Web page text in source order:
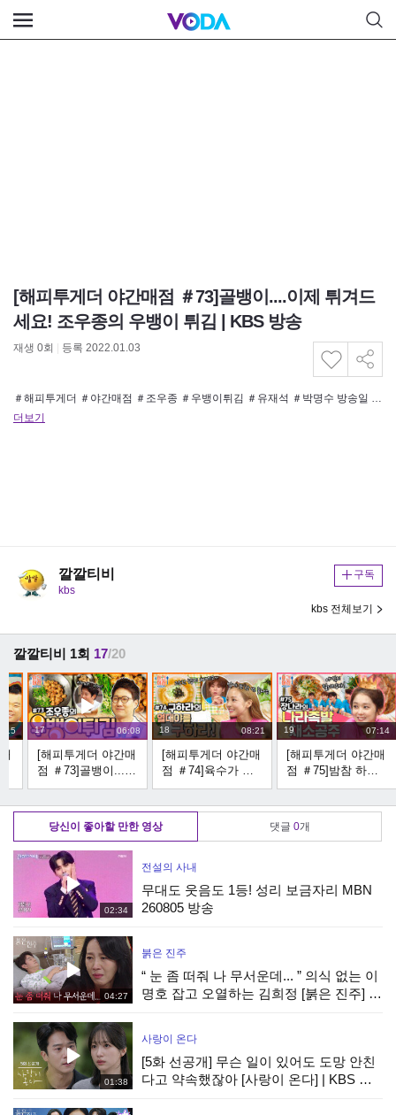
[해피투게더 야간매점 ＃73]골뱅이....이제 튀겨드
세요! 조우종의 우뱅이 튀김 | KBS 방송
재생 0회 등록 2022.01.03
＃해피투게더 ＃야간매점 ＃조우종 ＃우뱅이튀김 ＃유재석 ＃박명수 방송일 : 2014년 6월 26일 돌밥~돌밥~ 에 지치신 …
더보기
깔깔티비
kbs
구독
kbs 전체보기
깔깔티비 1회 17/20
17 06:08
[해피투게더 야간매
점 ＃73]골뱅이....
이제 튀겨드세요!
조우종의 우뱅이 튀
김 | KBS 방송
18 08:21
[해피투게더 야간매
점 ＃74]육수가 끝
내줘요! 구하라의
열대야를 구하라|
19 07:14
[해피투게더 야간매
점 ＃75]밤참 하면
족발! 족발 하면 나
라족발 채소공주|
당신이 좋아할 만한 영상 댓글 0개
02:34
전설의 사내
무대도 웃음도 1등! 성리 보금자리 MBN
260805 방송
04:27
붉은 진주
“ 눈 좀 떠줘 나 무서운데... ” 의식 없는 이
명호 잡고 오열하는 김희정 [붉은 진주] |
01:38
사랑이 온다
[5화 선공개] 무슨 일이 있어도 도망 안친
다고 약속했잖아 [사랑이 온다] | KBS 방